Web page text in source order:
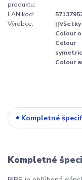
produktu:
EAN kód:
Výrobce:
||Všetky
Colour
Colour
Colour
Kompletné
Kompletné